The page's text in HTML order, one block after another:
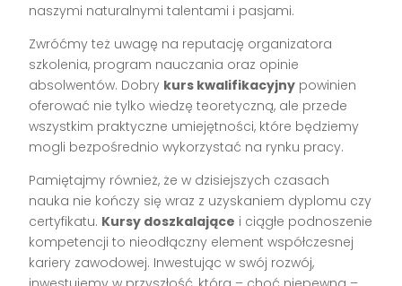
naszymi naturalnymi talentami i pasjami.
Zwróćmy też uwagę na reputację organizatora
szkolenia, program nauczania oraz opinie
absolwentów. Dobry kurs kwalifikacyjny powinien
oferować nie tylko wiedzę teoretyczną, ale przede
wszystkim praktyczne umiejętności, które będziemy
mogli bezpośrednio wykorzystać na rynku pracy.
Pamiętajmy również, że w dzisiejszych czasach
nauka nie kończy się wraz z uzyskaniem dyplomu czy
certyfikatu. Kursy doszkalające i ciągłe podnoszenie
kompetencji to nieodłączny element współczesnej
kariery zawodowej. Inwestując w swój rozwój,